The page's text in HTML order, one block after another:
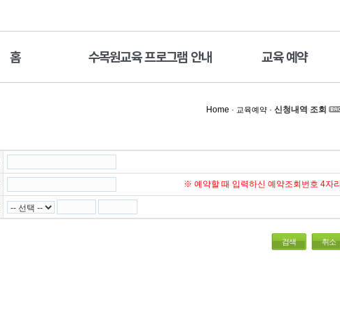
홈 수목원교육 프로그램 안내 교육 예약
Home · 교육예약· 신청내역 조회
※ 예약할 때 입력하신 예약조회번호 4자리
검색 취소